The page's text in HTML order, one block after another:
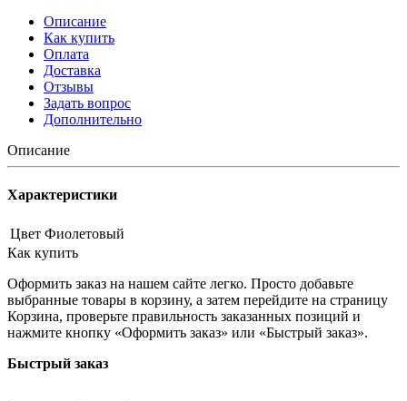
Описание
Как купить
Оплата
Доставка
Отзывы
Задать вопрос
Дополнительно
Описание
Характеристики
Цвет Фиолетовый
Как купить
Оформить заказ на нашем сайте легко. Просто добавьте
выбранные товары в корзину, а затем перейдите на страницу
Корзина, проверьте правильность заказанных позиций и
нажмите кнопку «Оформить заказ» или «Быстрый заказ».
Быстрый заказ